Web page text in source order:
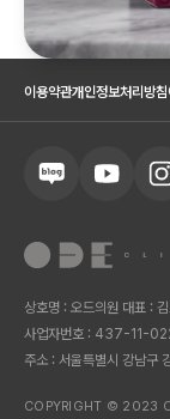
이용약관개인정보처리방침
상호명 : 오드의원 대표 :
사업자번호 : 437-11-
주소 : 서울특별시 강남구
COPYRIGHT © 2023